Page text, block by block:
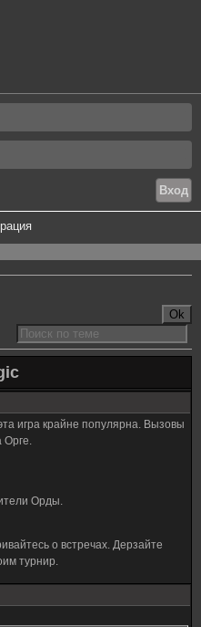
игра крайне популярна. Вызовы
Орге.
Орды.
о встречах. Дерзайте
турнир.